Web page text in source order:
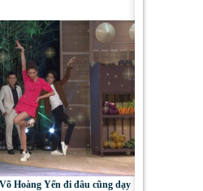
Hoàng Yến đi đâu cũng dạy